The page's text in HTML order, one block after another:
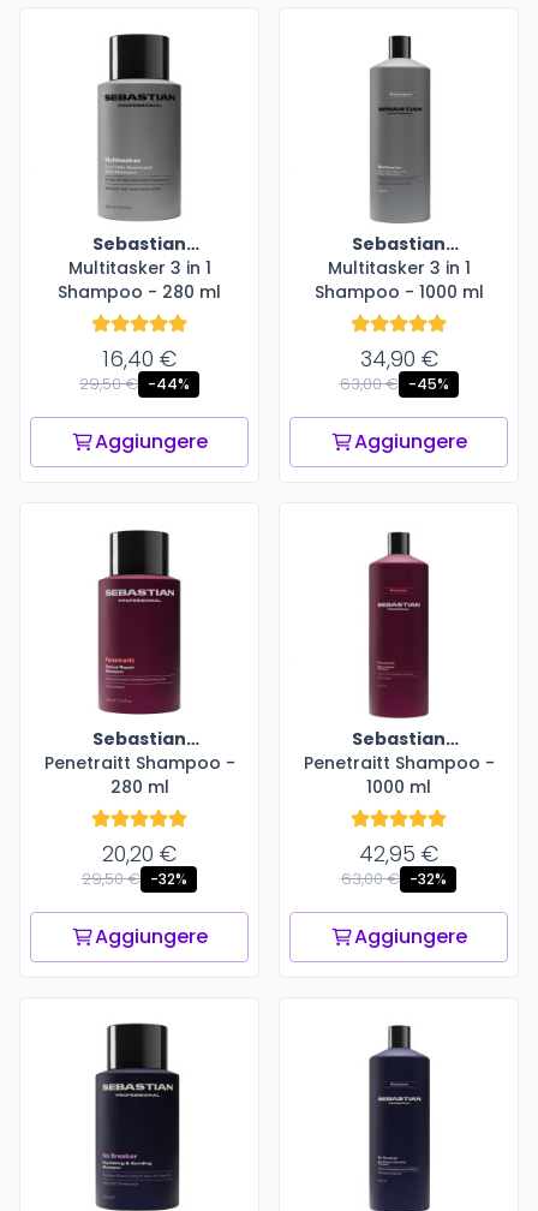
Sebastian
Professional
Multitasker 3 in 1
Shampoo - 280 ml
16,40 €
29,50 € -44%
Aggiungere
Sebastian
Professional
Multitasker 3 in 1
Shampoo - 1000 ml
34,90 €
63,00 € -45%
Aggiungere
Sebastian
Professional
Penetraitt Shampoo -
280 ml
20,20 €
29,50 € -32%
Aggiungere
Sebastian
Professional
Penetraitt Shampoo -
1000 ml
42,95 €
63,00 € -32%
Aggiungere